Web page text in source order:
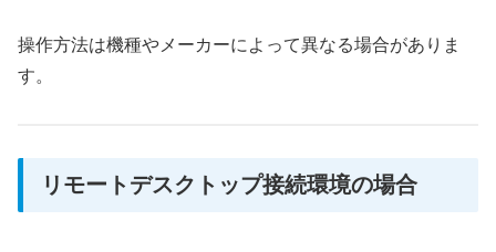
操作方法は機種やメーカーによって異なる場合がありま
す。
リモートデスクトップ接続環境の場合